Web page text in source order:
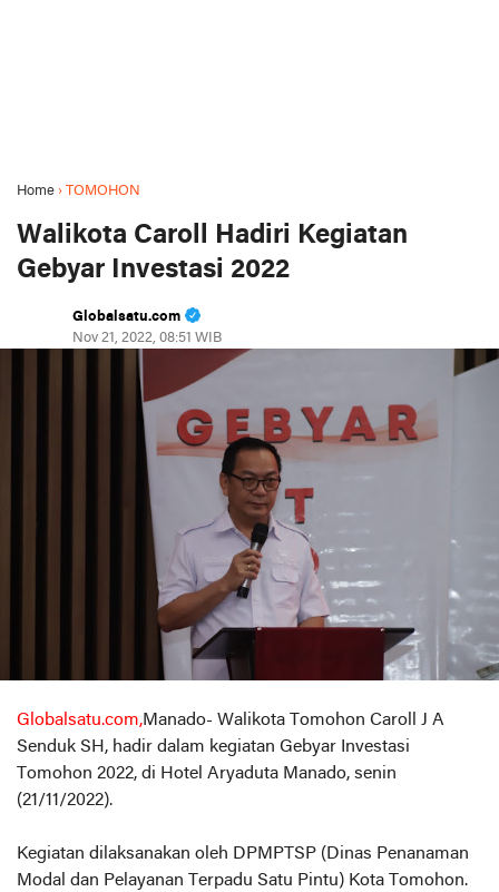
Home › TOMOHON
Walikota Caroll Hadiri Kegiatan
Gebyar Investasi 2022
Globalsatu.com
Nov 21, 2022, 08:51 WIB
Globalsatu.com,Manado- Walikota Tomohon Caroll J A
Senduk SH, hadir dalam kegiatan Gebyar Investasi
Tomohon 2022, di Hotel Aryaduta Manado, senin
(21/11/2022).
Kegiatan dilaksanakan oleh DPMPTSP (Dinas Penanaman
Modal dan Pelayanan Terpadu Satu Pintu) Kota Tomohon.